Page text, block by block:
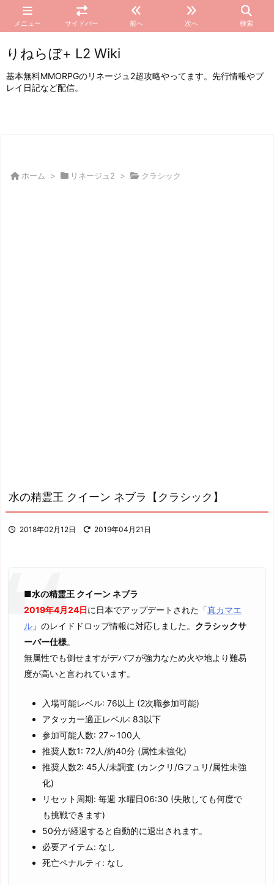
メニュー サイドバー 前へ 次へ 検索
りねらぼ+ L2 Wiki
基本無料MMORPGのリネージュ2超攻略やってます。先行情報やプ
レイ日記など配信。
ホーム > リネージュ2 > クラシック
水の精霊王 クイーン ネブラ【クラシック】
2018年02月12日 2019年04月21日
■水の精霊王 クイーン ネブラ
2019年4月24日に日本でアップデートされた「真カマエ
ル 」のレイドドロップ情報に対応しました。 クラシックサ
ーバー仕様。
無属性でも倒せますがデバフが強力なため火や地より難易
度が高いと言われています。
入場可能レベル: 76以上 (2次職参加可能)
アタッカー適正レベル: 83以下
参加可能人数: 27～100人
推奨人数1: 72人/約40分 (属性未強化)
推奨人数2: 45人/未調査 (カンクリ/Gフュリ/属性未強
化)
リセット周期: 毎週 水曜日06:30 (失敗しても何度で
も挑戦できます)
50分が経過すると自動的に退出されます。
必要アイテム: なし
死亡ペナルティ: なし